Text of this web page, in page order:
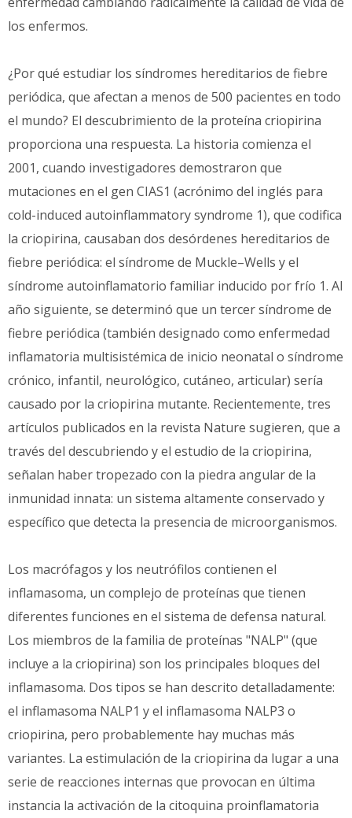
los enfermos.
¿Por qué estudiar los síndromes hereditarios de fiebre
periódica, que afectan a menos de 500 pacientes en todo
el mundo? El descubrimiento de la proteína criopirina
proporciona una respuesta. La historia comienza el
2001, cuando investigadores demostraron que
mutaciones en el gen CIAS1 (acrónimo del inglés para
cold-induced autoinflammatory syndrome 1), que codifica
la criopirina, causaban dos desórdenes hereditarios de
fiebre periódica: el síndrome de Muckle–Wells y el
síndrome autoinflamatorio familiar inducido por frío 1. Al
año siguiente, se determinó que un tercer síndrome de
fiebre periódica (también designado como enfermedad
inflamatoria multisistémica de inicio neonatal o síndrome
crónico, infantil, neurológico, cutáneo, articular) sería
causado por la criopirina mutante. Recientemente, tres
artículos publicados en la revista Nature sugieren, que a
través del descubriendo y el estudio de la criopirina,
señalan haber tropezado con la piedra angular de la
inmunidad innata: un sistema altamente conservado y
específico que detecta la presencia de microorganismos.
Los macrófagos y los neutrófilos contienen el
inflamasoma, un complejo de proteínas que tienen
diferentes funciones en el sistema de defensa natural.
Los miembros de la familia de proteínas "NALP" (que
incluye a la criopirina) son los principales bloques del
inflamasoma. Dos tipos se han descrito detalladamente:
el inflamasoma NALP1 y el inflamasoma NALP3 o
criopirina, pero probablemente hay muchas más
variantes. La estimulación de la criopirina da lugar a una
serie de reacciones internas que provocan en última
instancia la activación de la citoquina proinflamatoria